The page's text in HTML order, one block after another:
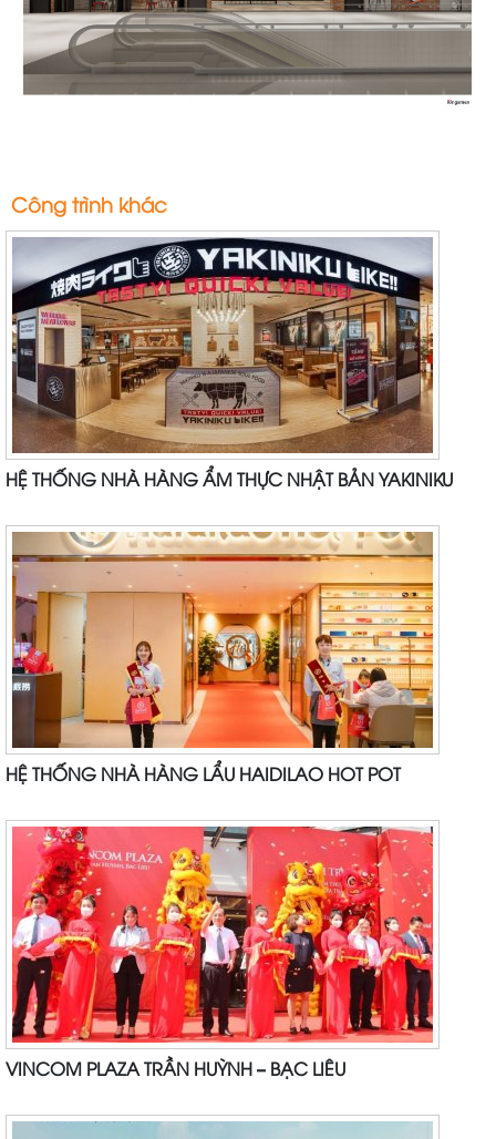
Công trình khác
HỆ THỐNG NHÀ HÀNG ẨM THỰC NHẬT BẢN YAKINIKU
HỆ THỐNG NHÀ HÀNG LẨU HAIDILAO HOT POT
VINCOM PLAZA TRẦN HUỲNH – BẠC LIÊU